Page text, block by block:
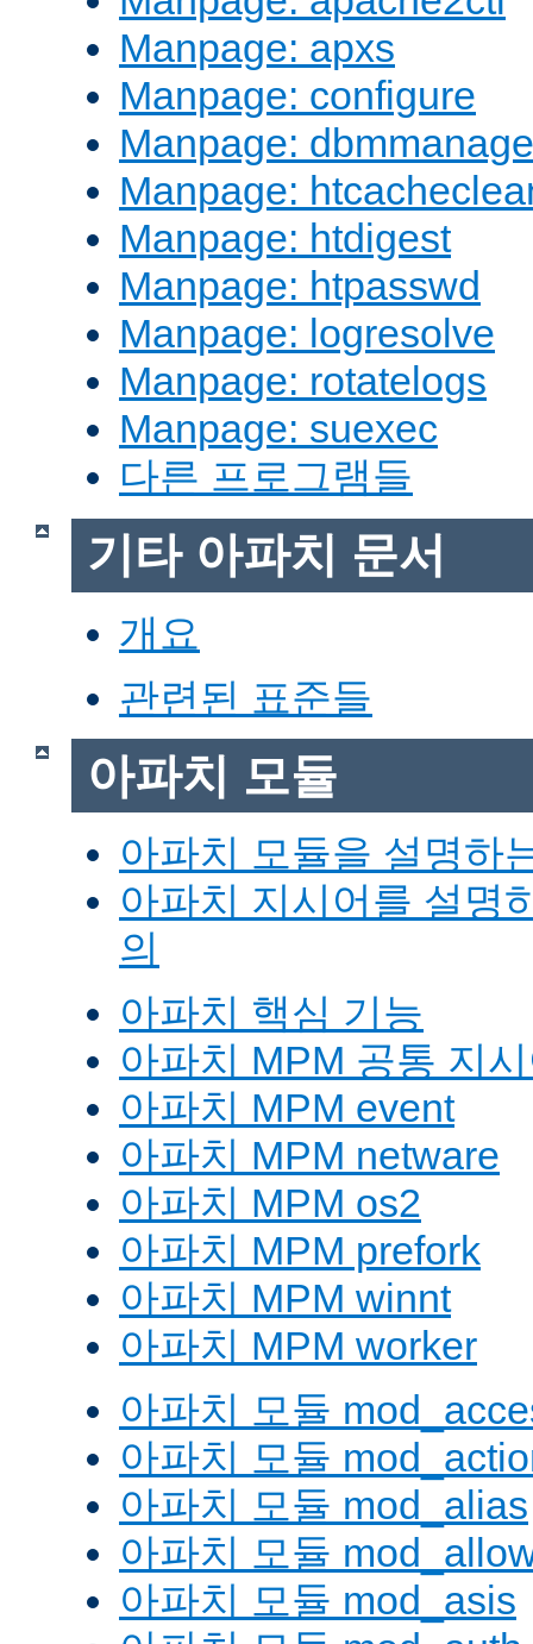
Manpage: apxs
Manpage: configure
Manpage: dbmmanage
Manpage:
Manpage: htdigest
Manpage: htpasswd
Manpage: logresolve
Manpage: rotatelogs
Manpage: suexec
다른 프로그램들
기타 아파치 문서
개요
관련된 표준들
아파치 모듈
아파치 모듈을 설명하
아파치 지시어를 설명
의
아파치 핵심 기능
아파치 MPM 공통 지
아파치 MPM event
아파치 MPM netware
아파치 MPM os2
아파치 MPM prefork
아파치 MPM winnt
아파치 MPM worker
아파치 모듈
아파치 모듈
아파치 모듈 mod_alias
아파치 모듈
아파치 모듈 mod_asis